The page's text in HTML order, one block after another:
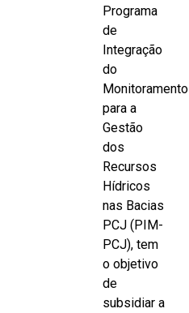
Programa
de
Integração
do
Monitoramento
para a
Gestão
dos
Recursos
Hídricos
nas Bacias
PCJ (PIM-
PCJ), tem
o objetivo
de
subsidiar a